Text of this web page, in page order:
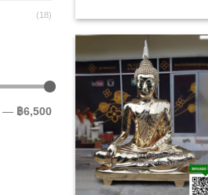
(18)
— ฿6,500